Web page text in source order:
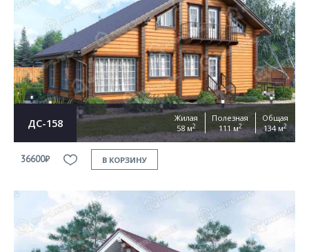
ДС-158
Жилая
58 м2
Полезная
111 м2
Общая
134 м2
36600₽ В КОРЗИНУ